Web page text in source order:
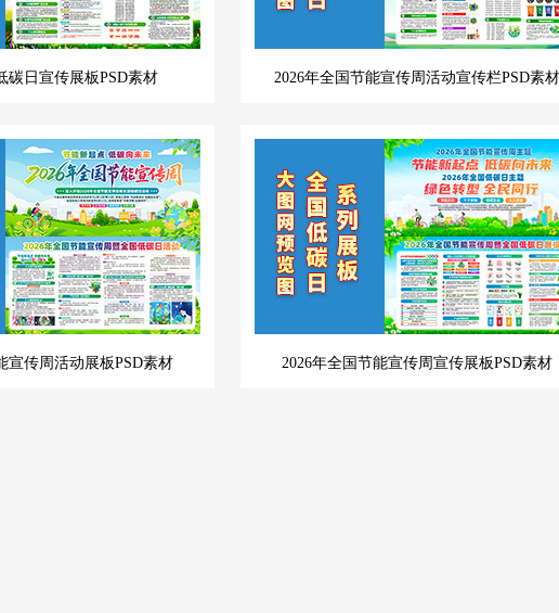
碳日宣传展板PSD素材 2026年全国节能宣传周活动宣传栏PSD素材
宣传周活动展板PSD素材 2026年全国节能宣传周宣传展板PSD素材